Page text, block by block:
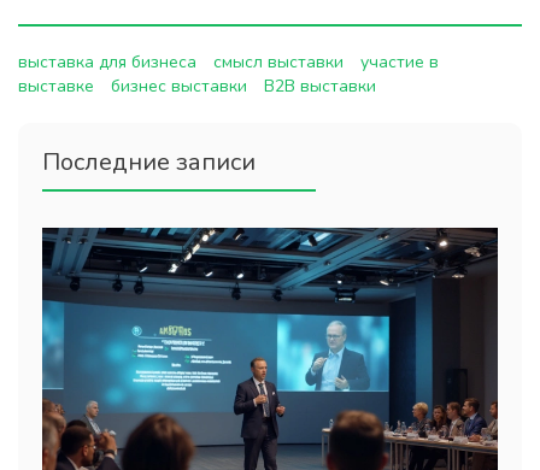
выставка для бизнеса смысл выставки
участие в
выставке
бизнес выставки B2B выставки
Последние записи